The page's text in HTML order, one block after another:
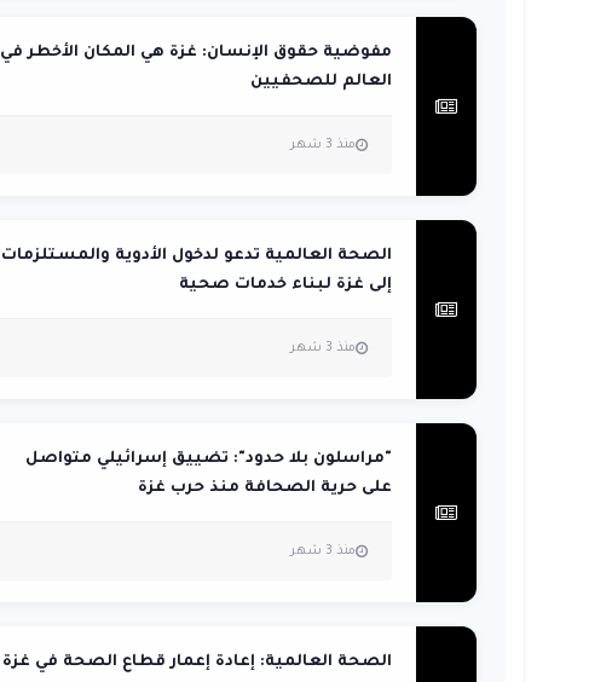
مفوضية حقوق الإنسان: غزة هي المكان الأخطر في
العالم للصحفيين
منذ 3 شهر
الصحة العالمية تدعو لدخول الأدوية والمستلزمات
إلى غزة لبناء خدمات صحية
منذ 3 شهر
"مراسلون بلا حدود": تضييق إسرائيلي متواصل
على حرية الصحافة منذ حرب غزة
منذ 3 شهر
الصحة العالمية: إعادة إعمار قطاع الصحة في غزة